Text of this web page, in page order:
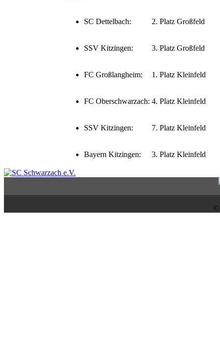
SC Dettelbach: 2. Platz Großfeld
SSV Kitzingen: 3. Platz Großfeld
FC Großlangheim: 1. Platz Kleinfeld
FC Oberschwarzach: 4. Platz Kleinfeld
SSV Kitzingen: 7. Platz Kleinfeld
Bayern Kitzingen: 3. Platz Kleinfeld
©